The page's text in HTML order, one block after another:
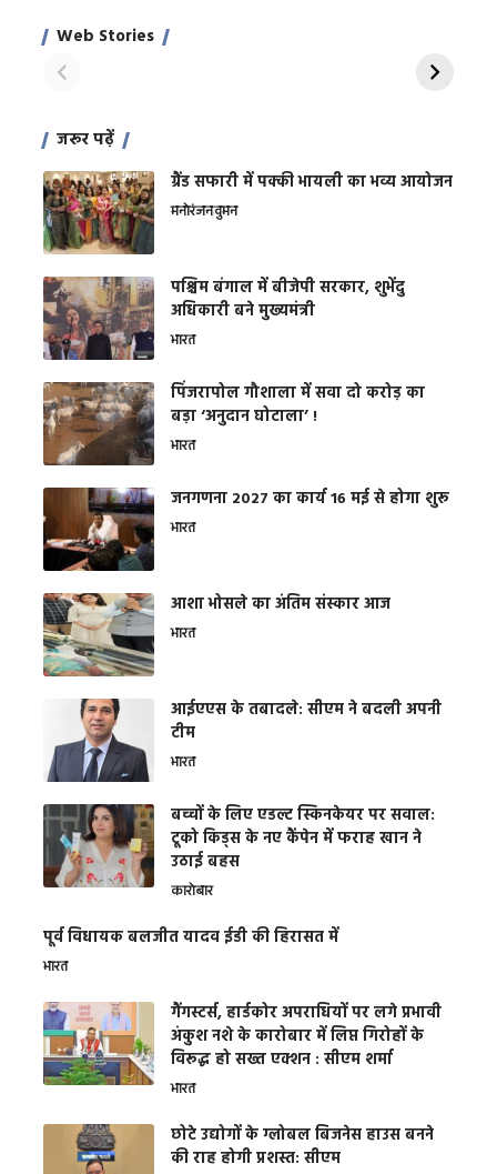
Web Stories
साहिल खान
जरूर पढ़ें
ग्रैंड सफारी में पक्की भायली का भव्य आयोजन
मनोरंजनवुमन
पश्चिम बंगाल में बीजेपी सरकार, शुभेंदु
अधिकारी बने मुख्यमंत्री
भारत
​पिंजरापोल गौशाला में सवा दो करोड़ का
बड़ा ‘अनुदान घोटाला’ !
भारत
जनगणना 2027 का कार्य 16 मई से होगा शुरू
भारत
आशा भोसले का अंतिम संस्कार आज
भारत
आईएएस के तबादले: सीएम ने बदली अपनी
टीम
भारत
बच्चों के लिए एडल्ट स्किनकेयर पर सवाल:
टूको किड्स के नए कैंपेन में फराह खान ने
उठाई बहस
कारोबार
पूर्व विधायक बलजीत यादव ईडी की हिरासत में
भारत
गैंगस्टर्स, हार्डकोर अपराधियों पर लगे प्रभावी
अंकुश नशे के कारोबार में लिप्त गिरोहों के
विरूद्ध हो सख्त एक्शन : सीएम शर्मा
भारत
छोटे उद्योगों के ग्लोबल बिजनेस हाउस बनने
की राह होगी प्रशस्त: सीएम